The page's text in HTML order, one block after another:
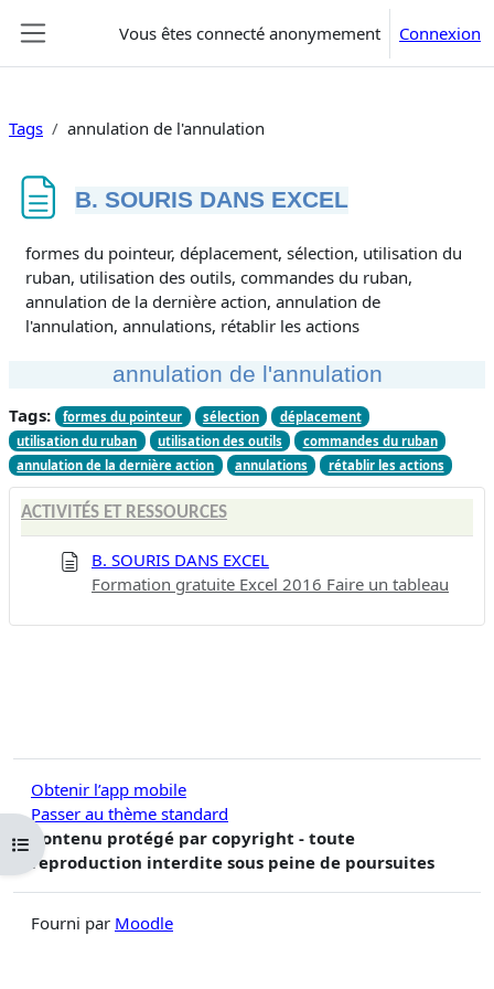
Vous êtes connecté anonymement Connexion
Ouvrir l’index du cours
Tags annulation de l'annulation
B. SOURIS DANS EXCEL
Conditions d’achèvement
formes du pointeur, déplacement, sélection, utilisation du
ruban, utilisation des outils, commandes du ruban,
annulation de la dernière action, annulation de
l'annulation, annulations, rétablir les actions
annulation de l'annulation
Tags: formes du pointeur sélection
déplacement
utilisation du ruban
utilisation des outils
commandes du ruban
annulation de la dernière action
annulations rétablir les actions
ACTIVITÉS ET RESSOURCES
B. SOURIS DANS EXCEL
Formation gratuite Excel 2016 Faire un tableau
Obtenir l’app mobile
Passer au thème standard
Contenu protégé par copyright - toute
reproduction interdite sous peine de poursuites
Fourni par Moodle